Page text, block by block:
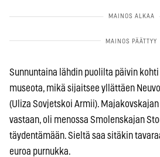
Sunnuntaina lähdin puolilta päivin
museota, mikä sijaitsee yllättäen
(Uliza Sovjetskoi Armii).
vastaan, oli menossa Smolenskajan
täydentämään. Sieltä saa sitäkin
euroa purnukka.